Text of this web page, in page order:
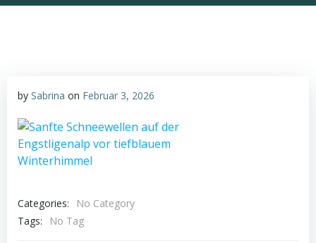
by Sabrina on Februar 3, 2026
Categories:
No Category
Tags:
No Tag